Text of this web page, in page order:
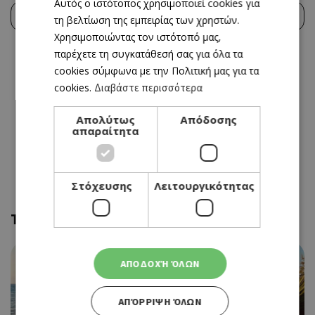
Rate this place Review this place
Trending
ENGLISH
Αυτός ο ιστότοπος χρησιμοποιεί cookies για
τη βελτίωση της εμπειρίας των χρηστών.
Χρησιμοποιώντας τον ιστότοπό μας,
παρέχετε τη συγκατάθεσή σας για όλα τα
cookies σύμφωνα με την Πολιτική μας για τα
cookies. Διαβάστε περισσότερα
Απολύτως
απαραίτητα
Απόδοσης
Στόχευσης Λειτουργικότητας
ΑΠΟΔΟΧΉ ΌΛΩΝ
ΑΠΌΡΡΙΨΗ ΌΛΩΝ